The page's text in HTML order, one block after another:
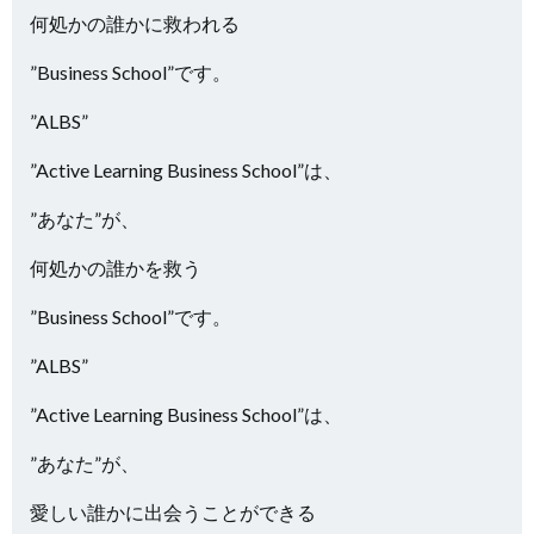
何処かの誰かに救われる
”Business School”です。
”ALBS”
”Active Learning Business School”は、
”あなた”が、
何処かの誰かを救う
”Business School”です。
”ALBS”
”Active Learning Business School”は、
”あなた”が、
愛しい誰かに出会うことができる